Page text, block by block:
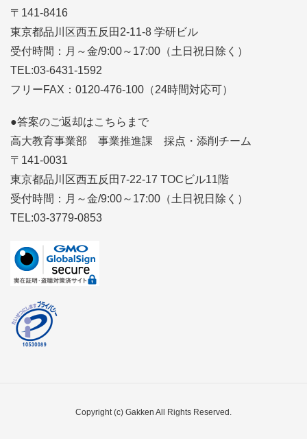
〒141-8416
東京都品川区西五反田2-11-8 学研ビル
受付時間：月～金/9:00～17:00（土日祝日除く）
TEL:03-6431-1592
フリーFAX：0120-476-100（24時間対応可）
●答案のご返却はこちらまで
高大教育事業部 事業推進課 採点・添削チーム
〒141-0031
東京都品川区西五反田7-22-17 TOCビル11階
受付時間：月～金/9:00～17:00（土日祝日除く）
TEL:03-3779-0853
Copyright (c) Gakken All Rights Reserved.